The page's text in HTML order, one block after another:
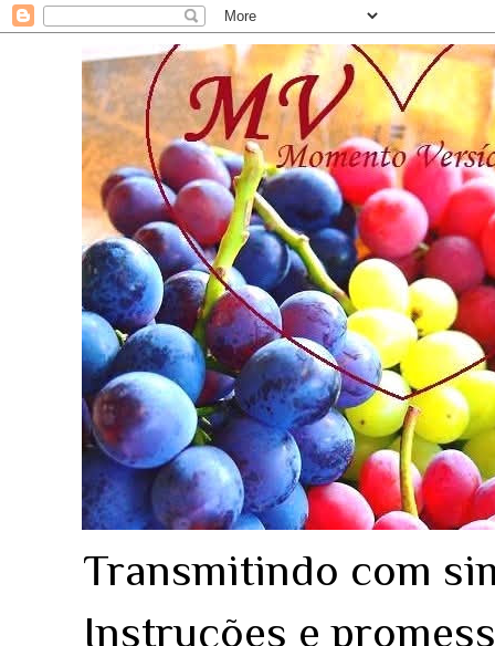
Transmitindo com
Instruções e